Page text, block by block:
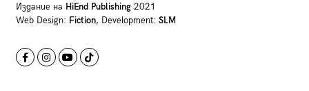
Издание на HiEnd Publishing2021
Web Design: Fiction, Development: SLM